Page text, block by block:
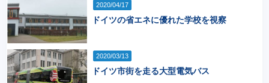
2020/04/17
ドイツの省エネに優れた学校を視察
2020/03/13
ドイツ市街を走る大型電気バス